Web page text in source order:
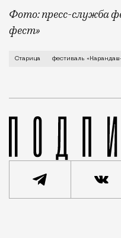
Фото: пресс-служба
фест»
В минувший уикенд
Старица фестиваль